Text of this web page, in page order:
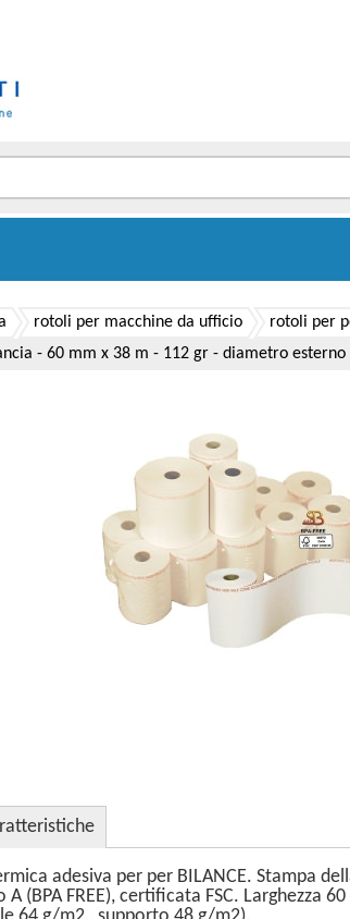
rotoli per macchine da ufficio
rotoli per
- 60 mm x 38 m - 112 gr - diametro
adesiva per per BILANCE. Stampa
A (BPA FREE), certificata FSC.